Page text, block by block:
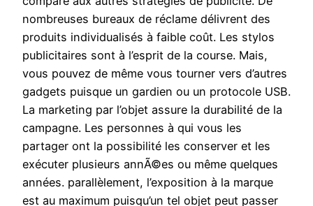
nombreuses bureaux de réclame délivrent des
produits individualisés à faible coût. Les stylos
publicitaires sont à l’esprit de la course. Mais,
vous pouvez de même vous tourner vers d’autres
gadgets puisque un gardien ou un protocole USB.
La marketing par l’objet assure la durabilité de la
campagne. Les personnes à qui vous les
partager ont la possibilité les conserver et les
exécuter plusieurs annÃ©es ou même quelques
années. parallèlement, l’exposition à la marque
est au maximum puisqu’un tel objet peut passer